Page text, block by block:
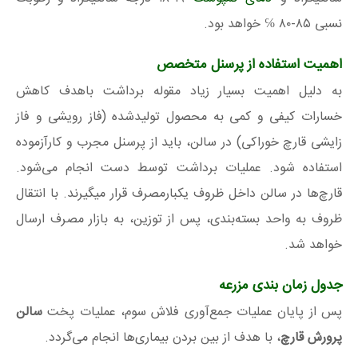
نسبی ۸۵-۸۰ ℅ خواهد بود.
اهمیت استفاده از پرسنل متخصص
به دلیل اهمیت بسیار زیاد مقوله برداشت باهدف کاهش
خسارات کیفی و کمی به محصول تولیدشده (فاز رویشی و فاز
زایشی قارچ خوراکی) در سالن، باید از پرسنل مجرب و کارآزموده
استفاده شود. عملیات برداشت توسط دست انجام می‌شود.
قارچ‌ها در سالن داخل ظروف یکبارمصرف قرار میگیرند. با انتقال
ظروف به واحد بسته‌بندی، پس از توزین، به بازار مصرف ارسال
خواهد شد.
جدول زمان بندی مزرعه
پس از پایان عملیات جمع‌آوری فلاش سوم، عملیات پخت سالن
پرورش قارچ، با هدف از بین بردن بیماری‌ها انجام می‌گردد.